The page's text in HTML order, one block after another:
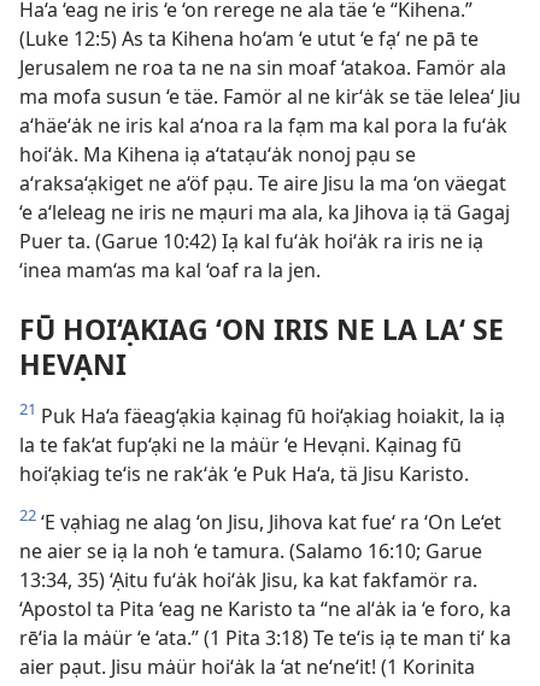
Ha‘a ‘eag ne iris ‘e ‘on rerege ne ala täe ‘e “Kihena.”
(Luke 12:5) As ta Kihena ho‘am ‘e utut ‘e fạ‘ ne pā te
Jerusalem ne roa ta ne na sin moaf ‘atakoa. Famör ala
ma mofa susun ‘e täe. Famör al ne kir‘ȧk se täe lelea‘ Jiu
a‘häe‘ȧk ne iris kal a‘noa ra la fạm ma kal pora la fu‘ȧk
hoi‘ȧk. Ma Kihena iạ a‘tatạu‘ȧk nonoj pạu se
a‘raksa‘ạkiget ne a‘öf pạu. Te aire Jisu la ma ‘on väegat
‘e a‘leleag ne iris ne mạuri ma ala, ka Jihova iạ tä Gagaj
Puer ta. (Garue 10:42) Iạ kal fu‘ȧk hoi‘ȧk ra iris ne iạ
‘inea mam‘as ma kal ‘oaf ra la jen.
FŪ HOI‘ẠKIAG ‘ON IRIS NE LA LA‘ SE
HEVẠNI
21 Puk Ha‘a fäeag‘ạkia kạinag fū hoi‘ạkiag hoiakit, la iạ
la te fak‘at fup‘ạki ne la mȧür ‘e Hevạni. Kạinag fū
hoi‘ạkiag te‘is ne rak‘ȧk ‘e Puk Ha‘a, tä Jisu Karisto.
22 ‘E vạhiag ne alag ‘on Jisu, Jihova kat fue‘ ra ‘On Le‘et
ne aier se iạ la noh ‘e tamura. (Salamo 16:10; Garue
13:34, 35) ‘Ạitu fu‘ȧk hoi‘ȧk Jisu, ka kat fakfamör ra.
‘Apostol ta Pita ‘eag ne Karisto ta “ne al‘ȧk ia ‘e foro, ka
rē‘ia la mȧür ‘e ‘ata.” (1 Pita 3:18) Te te‘is iạ te man ti‘ ka
aier pạut. Jisu mȧür hoi‘ȧk la ‘at ne‘ne‘it! (1 Korinita